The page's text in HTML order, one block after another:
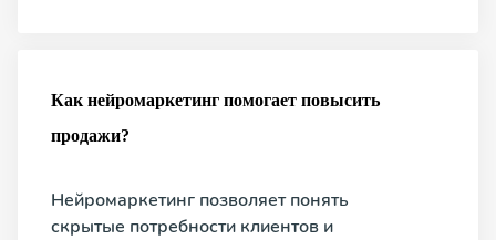
Как нейромаркетинг помогает повысить
продажи?
Нейромаркетинг позволяет понять
скрытые потребности клиентов и